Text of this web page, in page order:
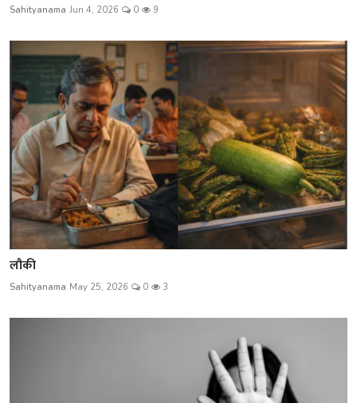
Sahityanama Jun 4, 2026 0 9
लौकी
Sahityanama May 25, 2026 0 3